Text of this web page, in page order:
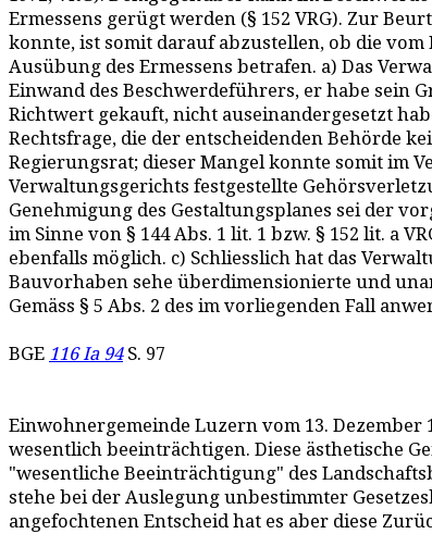
Ermessens gerügt werden (§ 152 VRG). Zur
konnte, ist somit darauf abzustellen, ob die
Ausübung des Ermessens betrafen. a) Das
Einwand des Beschwerdeführers, er habe sein
Richtwert gekauft, nicht auseinandergesetzt
Rechtsfrage, die der entscheidenden Behörde
Regierungsrat; dieser Mangel konnte somit im
Verwaltungsgerichts festgestellte
Genehmigung des Gestaltungsplanes sei der
im Sinne von § 144 Abs. 1 lit. 1 bzw. § 152 lit. a
ebenfalls möglich. c) Schliesslich hat das
Bauvorhaben sehe überdimensionierte und
Gemäss § 5 Abs. 2 des im vorliegenden Fall
BGE 116 Ia 94S. 97
Einwohnergemeinde Luzern vom 13. Dezember
wesentlich beeinträchtigen. Diese ästhetische
"wesentliche Beeinträchtigung" des
stehe bei der Auslegung unbestimmter
angefochtenen Entscheid hat es aber diese